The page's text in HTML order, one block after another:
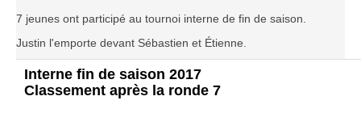
Les tarifs
Les licenciés
Les archives
7 jeunes ont participé au tournoi interne de fin de saison.
Justin l'emporte devant Sébastien et Étienne.
Interne fin de saison 2017
Classement après la ronde 7